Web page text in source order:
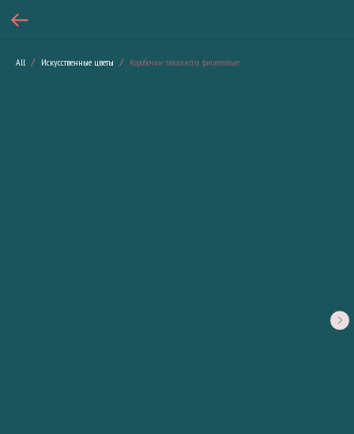
All Искусственные цветы Коробочки эвкалипта фиолетовые